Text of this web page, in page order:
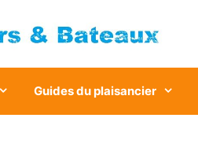
Guides du plaisancier